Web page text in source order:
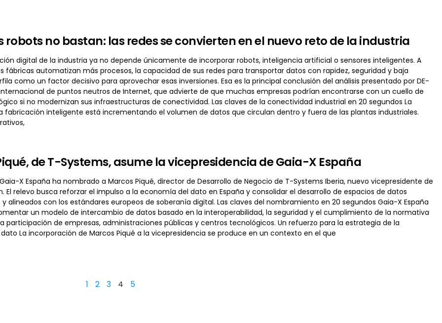
robots no bastan: las redes se convierten en el nuevo reto de la industria
digital de la industria ya no depende únicamente de incorporar robots, inteligencia artificial o sensores inteligentes. A
fábricas automatizan más procesos, la capacidad de sus redes para transportar datos con rapidez, seguridad y baja
como un factor decisivo para aprovechar esas inversiones. Esa es la principal conclusión del análisis presentado por DE-
de puntos neutros de Internet, que advierte de que muchas empresas podrían encontrarse con un cuello de
si no modernizan sus infraestructuras de conectividad. Las claves de la conectividad industrial en 20 segundos La
fabricación inteligente está incrementando el volumen de datos que circulan dentro y fuera de las plantas industriales.
de T-Systems, asume la vicepresidencia de Gaia-X España
X España ha nombrado a Marcos Piqué, director de Desarrollo de Negocio de T-Systems Iberia, nuevo vicepresidente de
El relevo busca reforzar el impulso a la economía del dato en España y consolidar el desarrollo de espacios de datos
alineados con los estándares europeos de soberanía digital. Las claves del nombramiento en 20 segundos Gaia-X España
un modelo de intercambio de datos basado en la interoperabilidad, la seguridad y el cumplimiento de la normativa
participación de empresas, administraciones públicas y centros tecnológicos. Un refuerzo para la estrategia de la
La incorporación de Marcos Piqué a la vicepresidencia se produce en un contexto en el que
1 2 3 4 5